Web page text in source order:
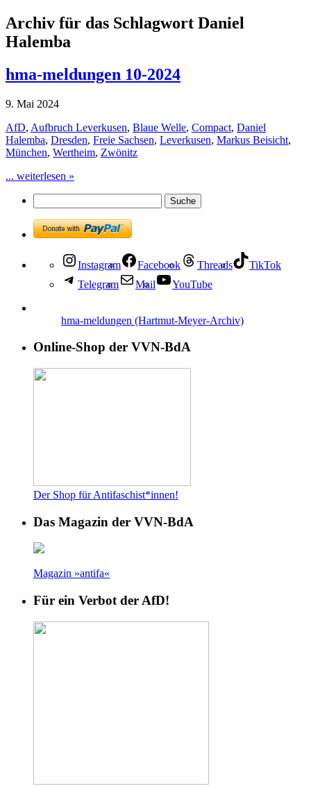
Archiv für das Schlagwort Daniel
Halemba
hma-meldungen 10-2024
9. Mai 2024
AfD, Aufbruch Leverkusen, Blaue Welle, Compact, Daniel
Halemba, Dresden, Freie Sachsen, Leverkusen, Markus Beisicht,
München, Wertheim, Zwönitz
... weiterlesen »
Instagram Facebook Threads
TikTok
Telegram
Mail YouTube
hma-meldungen (Hartmut-Meyer-Archiv)
Online-Shop der VVN-BdA
Der Shop für Antifaschist*innen!
Das Magazin der VVN-BdA
Magazin »antifa«
Für ein Verbot der AfD!